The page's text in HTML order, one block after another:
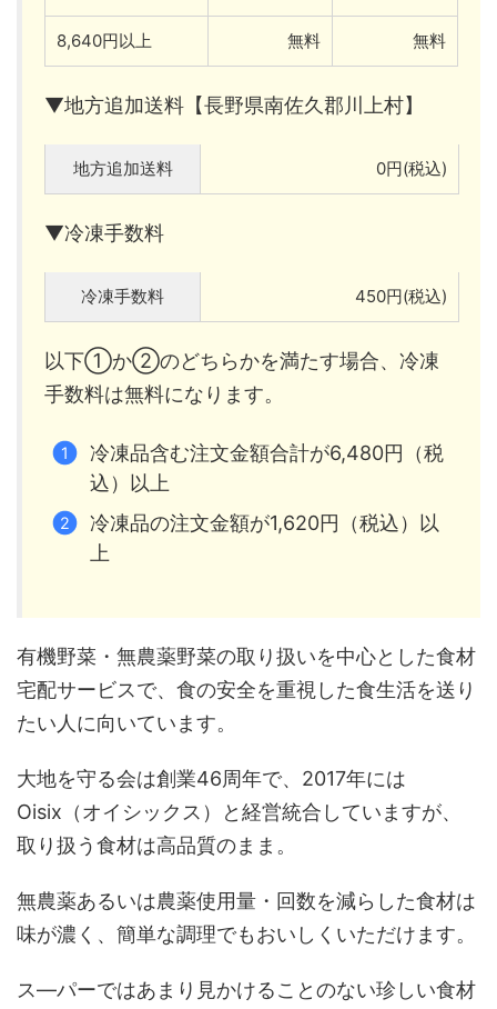
8,640円以上 無料 無料
▼地方追加送料【長野県南佐久郡川上村】
地方追加送料 0円(税込)
▼冷凍手数料
冷凍手数料 450円(税込)
以下①か②のどちらかを満たす場合、冷凍
手数料は無料になります。
冷凍品含む注文金額合計が6,480円（税
込）以上
冷凍品の注文金額が1,620円（税込）以
上
有機野菜・無農薬野菜の取り扱いを中心とした食材
宅配サービスで、食の安全を重視した食生活を送り
たい人に向いています。
大地を守る会は創業46周年で、2017年には
Oisix（オイシックス）と経営統合していますが、
取り扱う食材は高品質のまま。
無農薬あるいは農薬使用量・回数を減らした食材は
味が濃く、簡単な調理でもおいしくいただけます。
ス―パーではあまり見かけることのない珍しい食材